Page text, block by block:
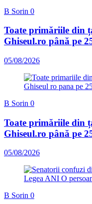
B Sorin 0
Toate primăriile din
Ghiseul.ro până pe
05/08/2026
B Sorin 0
Toate primăriile din
Ghiseul.ro până pe
05/08/2026
B Sorin 0